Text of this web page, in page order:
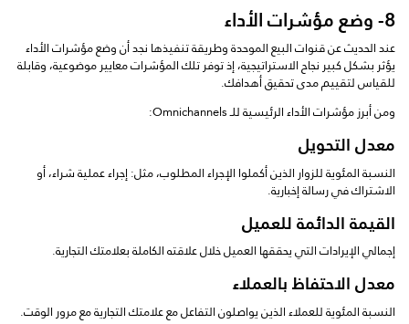
8- وضع مؤشرات الأداء
عند الحديث عن قنوات البيع الموحدة وطريقة تنفيذها نجد أن وضع مؤشرات الأداء
يؤثر بشكل كبير نجاح الاستراتيجية، إذ توفر تلك المؤشرات معايير موضوعية، وقابلة
للقياس لتقييم مدى تحقيق أهدافك.
ومن أبرز مؤشرات الأداء الرئيسية للـ Omnichannels:
معدل التحويل
النسبة المئوية للزوار الذين أكملوا الإجراء المطلوب، مثل: إجراء عملية شراء، أو
الاشتراك في رسالة إخبارية.
القيمة الدائمة للعميل
إجمالي الإيرادات التي يحققها العميل خلال علاقته الكاملة بعلامتك التجارية.
معدل الاحتفاظ بالعملاء
النسبة المئوية للعملاء الذين يواصلون التفاعل مع علامتك التجارية مع مرور الوقت.